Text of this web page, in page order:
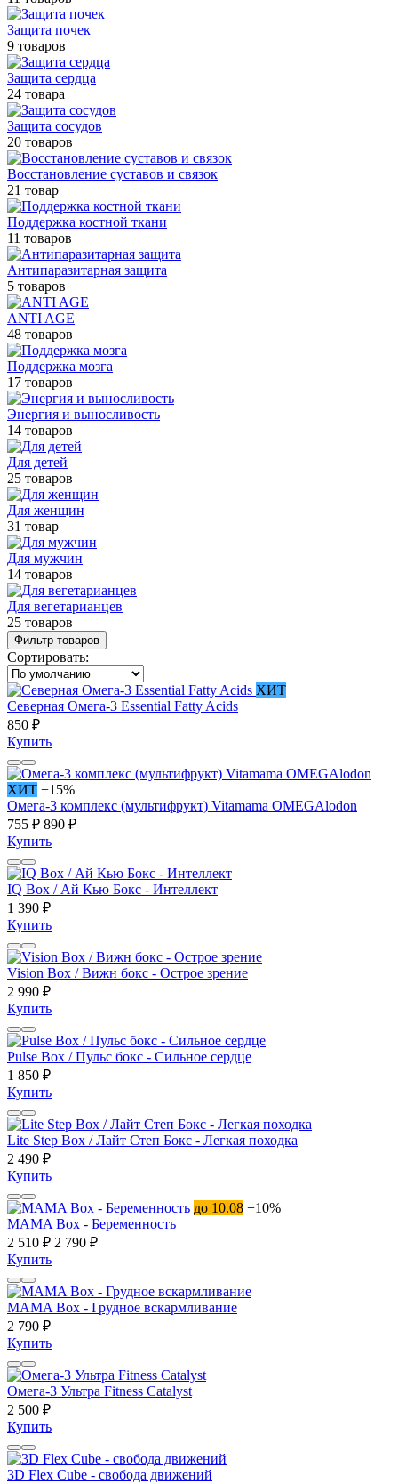
Защита почек
9 товаров
Защита сердца
24 товара
Защита сосудов
20 товаров
Восстановление суставов и связок
21 товар
Поддержка костной ткани
11 товаров
Антипаразитарная защита
5 товаров
ANTI AGE
48 товаров
Поддержка мозга
17 товаров
Энергия и выносливость
14 товаров
Для детей
25 товаров
Для женщин
31 товар
Для мужчин
14 товаров
Для вегетарианцев
25 товаров
Фильтр товаров
Сортировать:
ХИТ
Северная Омега-3 Essential Fatty Acids
850 ₽
Купить
ХИТ −15%
Омега-3 комплекс (мультифрукт) Vitamama OMEGAlodon
755 ₽ 890 ₽
Купить
IQ Box / Ай Кью Бокс - Интеллект
1 390 ₽
Купить
Vision Box / Вижн бокс - Острое зрение
2 990 ₽
Купить
Pulse Box / Пульс бокс - Сильное сердце
1 850 ₽
Купить
Lite Step Box / Лайт Степ Бокс - Легкая походка
2 490 ₽
Купить
до 10.08 −10%
MAMA Box - Беременность
2 510 ₽ 2 790 ₽
Купить
MAMA Box - Грудное вскармливание
2 790 ₽
Купить
Омега-3 Ультра Fitness Catalyst
2 500 ₽
Купить
3D Flex Cube - свобода движений